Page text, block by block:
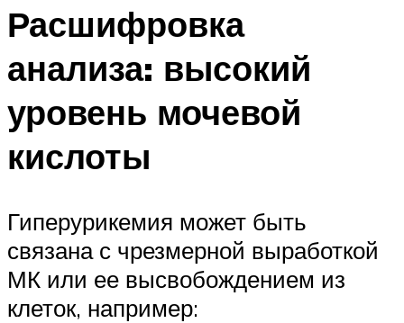
Расшифровка
анализа: высокий
уровень мочевой
кислоты
Гиперурикемия может быть
связана с чрезмерной выработкой
МК или ее высвобождением из
клеток, например: